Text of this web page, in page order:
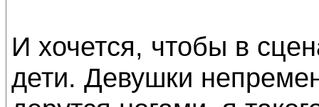
И хочется, чтобы в
дети. Девушки